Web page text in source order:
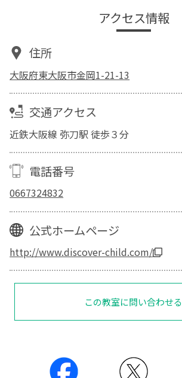
アクセス情報
住所
大阪府東大阪市金岡1-21-13
交通アクセス
近鉄大阪線 弥刀駅 徒歩３分
電話番号
0667324832
公式ホームページ
http://www.discover-child.com/
この教室に問い合わせる